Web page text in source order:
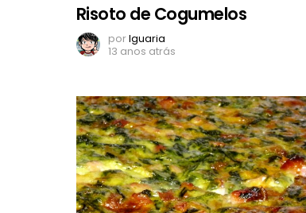
Risoto de Cogumelos
porIguaria
13 anos atrás